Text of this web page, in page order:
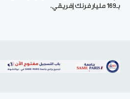
بـ169 مليار فرنك إفريقي.